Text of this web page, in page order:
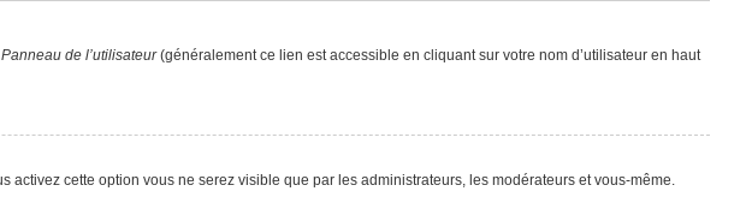
Panneau de l’utilisateur(généralement ce lien est accessible en cliquant sur votre nom d’utilisateur en haut
activez cette option vous ne serez visible que par les administrateurs, les modérateurs et vous-même.